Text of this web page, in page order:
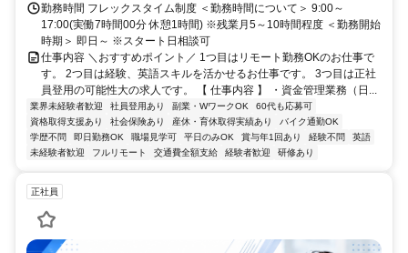
勤務時間 フレックスタイム制度 ＜勤務時間について＞ 9:00～
17:00(実働7時間00分 休憩1時間) ※残業月5～10時間程度 ＜勤務開始
時期＞ 即日～ ※スタート日相談可
仕事内容 ＼おすすめポイント／ 1つ目はリモート勤務OKのお仕事で
す。 2つ目は経験、英語スキルを活かせるお仕事です。 3つ目は正社
員登用の可能性大の求人です。 【 仕事内容 】 ・資金管理業務（日...
業界未経験者歓迎 社員登用あり 副業・WワークOK
60代も応募可
資格取得支援あり
社会保険あり 産休・育休取得実績あり
バイク通勤OK
学歴不問
即日勤務OK 職場見学可 平日のみOK 賞与年1回あり 経験不問
英語
未経験者歓迎
フルリモート 交通費全額支給 経験者歓迎 研修あり
正社員